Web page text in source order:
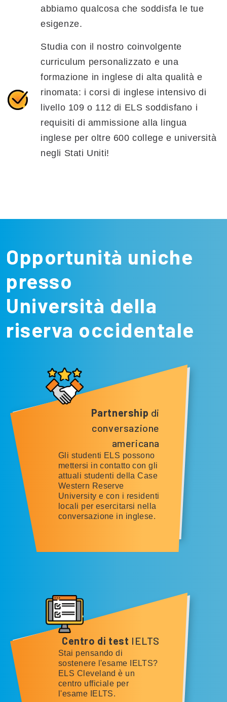
abbiamo qualcosa che soddisfa le tue
esigenze.
Studia con il nostro coinvolgente
curriculum personalizzato e una
formazione in inglese di alta qualità e
rinomata: i corsi di inglese intensivo di
livello 109 o 112 di ELS soddisfano i
requisiti di ammissione alla lingua
inglese per oltre 600 college e università
negli Stati Uniti!
Opportunità uniche
presso
Università della
riserva occidentale
Partnership di
conversazione
americana
Gli studenti ELS possono
mettersi in contatto con gli
attuali studenti della Case
Western Reserve
University e con i residenti
locali per esercitarsi nella
conversazione in inglese.
Centro di test IELTS
Stai pensando di
sostenere l'esame IELTS?
ELS Cleveland è un
centro ufficiale per
l'esame IELTS.